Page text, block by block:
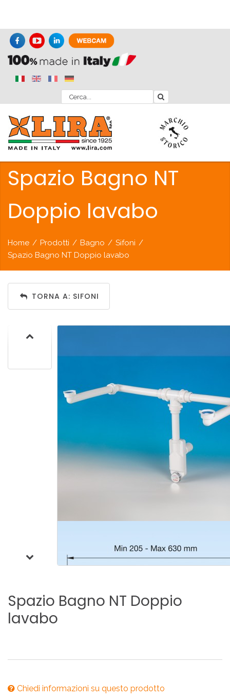
Spazio Bagno NT
Doppio lavabo
Home / Prodotti / Bagno / Sifoni /
Spazio Bagno NT Doppio lavabo
TORNA A: SIFONI
Spazio Bagno NT Doppio
lavabo
Chiedi informazioni su questo prodotto